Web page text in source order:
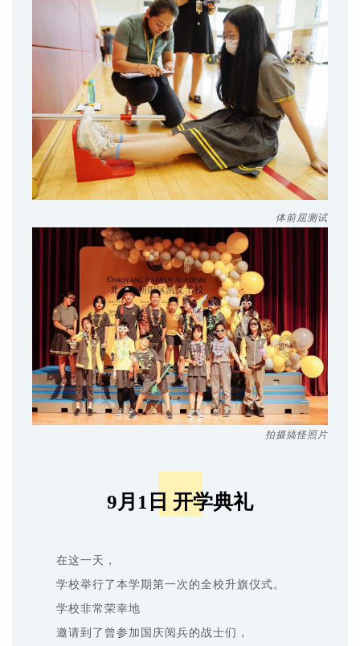
体前屈测试
拍摄搞怪照片
9月1日 开学典礼
在这一天，
学校举行了本学期第一次的全校升旗仪式。
学校非常荣幸地
邀请到了曾参加国庆阅兵的战士们，